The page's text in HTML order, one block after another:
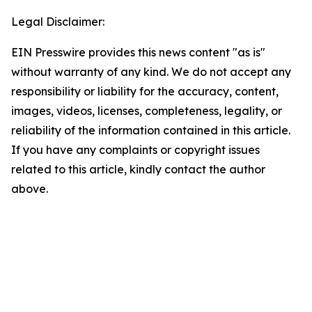
Legal Disclaimer:
EIN Presswire provides this news content "as is"
without warranty of any kind. We do not accept any
responsibility or liability for the accuracy, content,
images, videos, licenses, completeness, legality, or
reliability of the information contained in this article.
If you have any complaints or copyright issues
related to this article, kindly contact the author
above.